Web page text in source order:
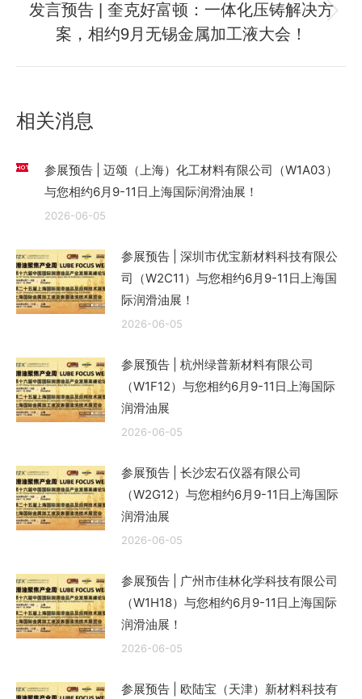
章：
未
来
的
发言预告 | 奎克好富顿：一体化压铸解决方
案，相约9月无锡金属加工液大会！
相关消息
参展预告 | 迈颂（上海）化工材料有限公司（W1A03）
与您相约6月9-11日上海国际润滑油展！
2026-06-05
参展预告 | 深圳市优宝新材料科技有限公
司（W2C11）与您相约6月9-11日上海国
际润滑油展！
2026-06-05
参展预告 | 杭州绿普新材料有限公司
（W1F12）与您相约6月9-11日上海国际
润滑油展
2026-06-05
参展预告 | 长沙宏石仪器有限公司
（W2G12）与您相约6月9-11日上海国际
润滑油展
2026-06-05
参展预告 | 广州市佳林化学科技有限公司
（W1H18）与您相约6月9-11日上海国际
润滑油展！
2026-06-05
参展预告 | 欧陆宝（天津）新材料科技有